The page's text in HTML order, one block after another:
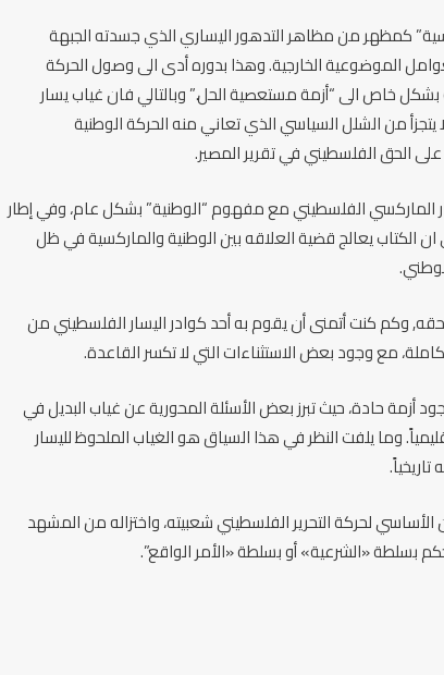
كمظهر من مظاهر التدهور اليساري الذي جسدته الجبهة
الموضوعية الخارجية. وهذا بدوره أدى الى وصول الحركة
خاص الى “أزمة مستعصية الحل.” وبالتالي فان غياب يسار
من الشلل السياسي الذي تعاني منه الحركة الوطنية
الحق الفلسطيني في تقرير المصير.
الماركسي الفلسطيني مع مفهوم “الوطنية” بشكل عام، وفي إطار
ان الكتاب يعالج قضية العلاقه بين الوطنية والماركسية في ظل
وكم كنت أتمنى أن يقوم به أحد كوادر اليسار الفلسطيني من
مع وجود بعض الاستثناءات التي لا تكسر القاعدة.
أزمة حادة، حيث تبرز بعض الأسئلة المحورية عن غياب البديل في
وما يلفت النظر في هذا السياق هو الغياب الملحوظ لليسار
لحركة التحرير الفلسطيني شعبيته، واختزاله من المشهد
بسلطة «الشرعية» أو بسلطة «الأمر الواقع”.